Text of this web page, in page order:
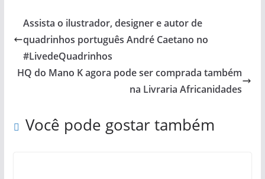
Assista o ilustrador, designer e autor de
quadrinhos português André Caetano no
#LivedeQuadrinhos
HQ do Mano K agora pode ser comprada também
na Livraria Africanidades
Você pode gostar também